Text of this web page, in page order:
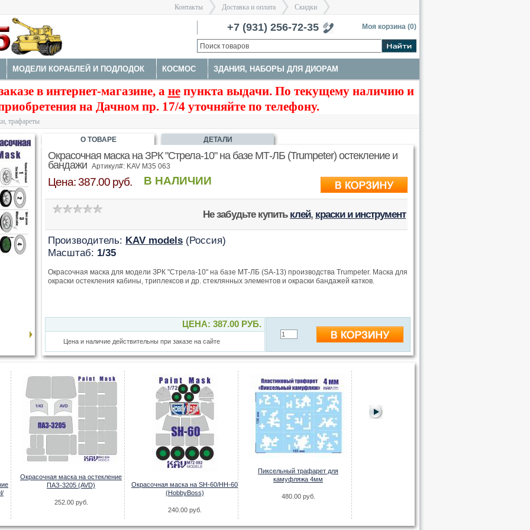
Контакты
>
Доставка и оплата
>
Скидки
>
+7 (931) 256-72-35
Санкт-Петербург Моя корзина (0)
МОДЕЛИ КОРАБЛЕЙ И ПОДЛОДОК КОСМОС ЗДАНИЯ, НАБОРЫ ДЛЯ ДИОРАМ
НАБОРЫ ДЕТАЛИРОВКИ ОКРАСОЧНЫЕ МАСКИ, ТРАФАРЕТЫ ТРАКИ И СТВОЛЫ
в интернет-магазине, а непункта выдачи. По текущему наличию и
на Дачном пр. 17/4 уточняйте по телефону.
трафареты
Окрасочная маска на ЗРК "Стрела-10" на базе МТ-ЛБ (Trumpeter) остекление и
бандажи Артикул#: KAV M35 063
Цена: 387.00 руб. В НАЛИЧИИ
Не забудьте купить клей, краски и инструмент
Производитель: KAV models (Россия)
Масштаб: 1/35
Окрасочная маска для модели ЗРК "Стрела-10" на базе МТ-ЛБ (SA-13) производства Trumpeter. Маска для
окраски остекления кабины, триплексов и др. стеклянных элементов и окраски бандажей катков.
ЦЕНА: 387.00 РУБ.
Цена и наличие действительны при заказе на сайте
О ТОВАРЕ ДЕТАЛИ
Окрасочная маска на остекление
ПАЗ-3205 (AVD)
252.00 руб.
Окрасочная маска на SH-60/HH-60
(HobbyBoss)
240.00 руб.
Пиксельный трафарет для
камуфляжа 4мм
480.00 руб.